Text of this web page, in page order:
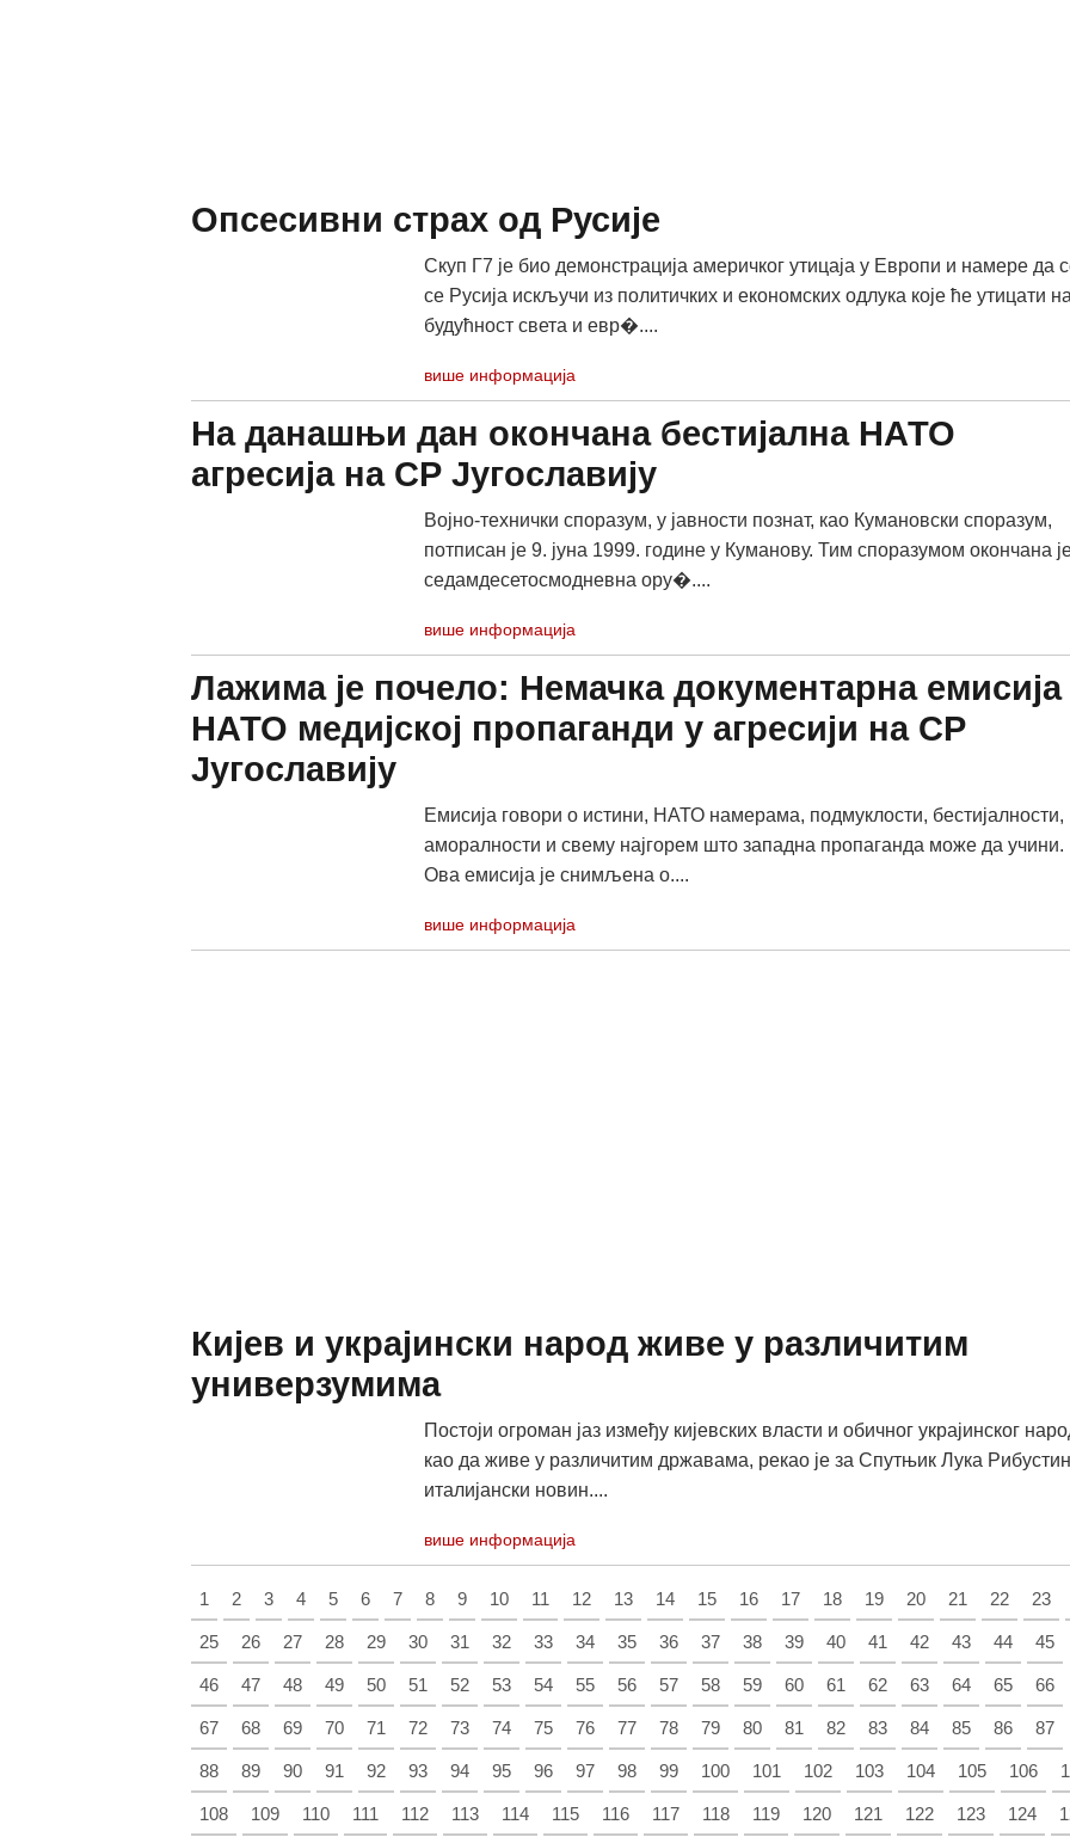
Опсесивни страх од Русије
Скуп Г7 је био демонстрација америчког утицаја у Европи и намере да
се Русија искључи из политичких и економских одлука које ће утицати на
будућност света и евр�....
више информација
На данашњи дан окончана бестијална НАТО
агресија на СР Југославију
Војно-технички споразум, у јавности познат, као Кумановски споразум,
потписан је 9. јуна 1999. године у Куманову. Тим споразумом окончана
седамдесетосмодневна ору�....
више информација
Лажима је почело: Немачка документарна емисија
НАТО медијској пропаганди у агресији на СР
Југославију
Емисија говори о истини, НАТО намерама, подмуклости, бестијалности,
аморалности и свему најгорем што западна пропаганда може да учини.
Ова емисија је снимљена о....
више информација
Кијев и украјински народ живе у различитим
универзумима
Постоји огроман јаз између кијевских власти и обичног украјинског
као да живе у различитим државама, рекао је за Спутњик Лука
италијански новин....
више информација
1 2 3 4 5 6 7 8 9 10 11 12 13 14 15 16 17 18 19 20 21 22 23
25 26 27 28 29 30 31 32 33 34 35 36 37 38 39 40 41 42 43 44 45
46 47 48 49 50 51 52 53 54 55 56 57 58 59 60 61 62 63 64 65 66
67 68 69 70 71 72 73 74 75 76 77 78 79 80 81 82 83 84 85 86 87
88 89 90 91 92 93 94 95 96 97 98 99 100 101 102 103 104 105 106
108 109 110 111 112 113 114 115 116 117 118 119 120 121 122 123 124